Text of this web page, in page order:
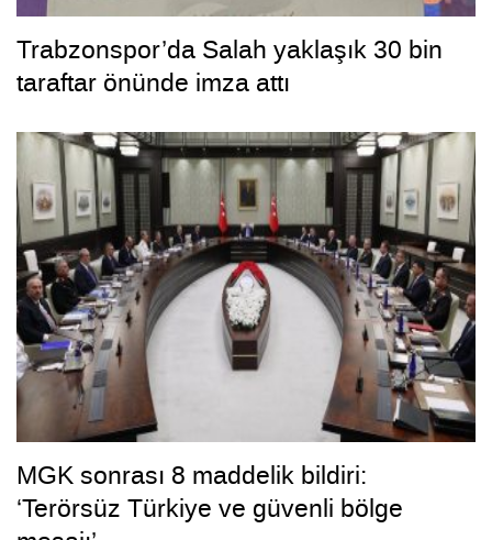
Trabzonspor’da Salah yaklaşık 30 bin
taraftar önünde imza attı
MGK sonrası 8 maddelik bildiri:
‘Terörsüz Türkiye ve güvenli bölge